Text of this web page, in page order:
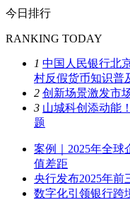
今日排行
RANKING TODAY
1 中国人民银行北
村反假货币知识普
2 创新场景激发市
3 山城科创添动能
题
案例｜2025年全
值差距
央行发布2025年前
数字化引领银行跨